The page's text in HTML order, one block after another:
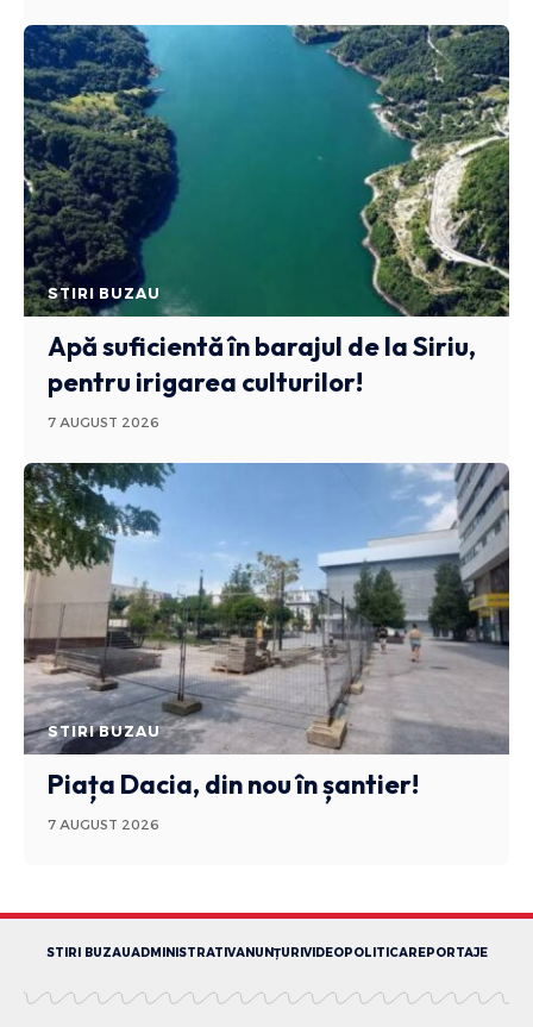
STIRI BUZAU
Apă suficientă în barajul de la Siriu,
pentru irigarea culturilor!
7 AUGUST 2026
STIRI BUZAU
Piața Dacia, din nou în șantier!
7 AUGUST 2026
STIRI BUZAUADMINISTRATIVANUNȚURI VIDEOPOLITICAREPORTAJE